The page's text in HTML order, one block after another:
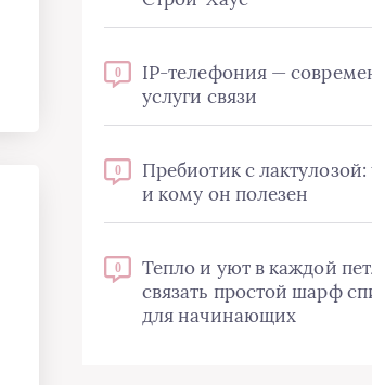
0
IP-телефония —
услуги связи
0
Пребиотик с лактулозой:
и кому он полезен
0
Тепло и уют в каждой
связать простой шарф
для начинающих